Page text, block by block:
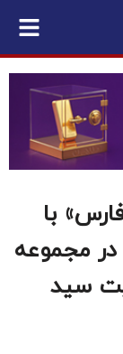
با
مجموعه
سید